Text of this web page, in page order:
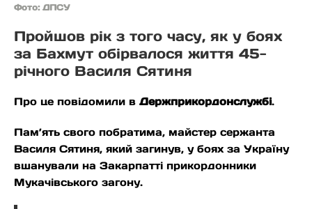
Фото: ДПСУ
Пройшов рік з того часу, як у боях
за Бахмут обірвалося життя 45-
річного Василя Сятиня
Про це повідомили в Держприкордонслужбі.
Пам’ять свого побратима, майстер сержанта
Василя Сятиня, який загинув, у боях за Україну
вшанували на Закарпатті прикордонники
Мукачівського загону.